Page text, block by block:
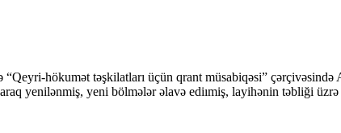
hökumət təşkilatları üçün qrant müsabiqəsi”
yenilənmiş, yeni bölmələr əlavə ediımiş, layihənin təbliği üzrə